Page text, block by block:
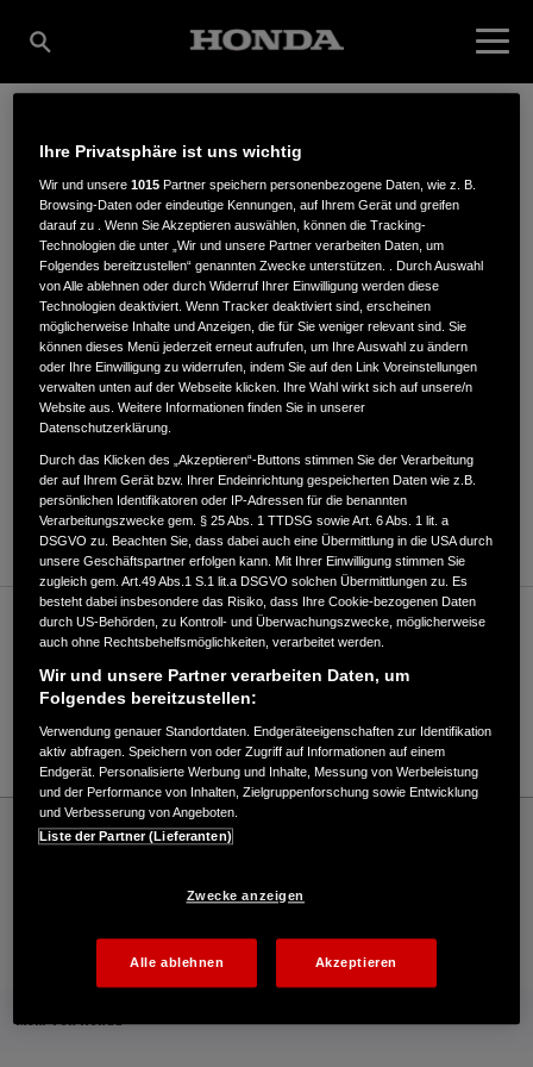
MOLLENKOPF GMBH
& CO.KG
Memmelers Wiese 4,72793,Pfullingen
ANFAHRTSBESCHREIBUNG ANFORDERN
WEBSITE
Verkauf / Kundendienst
07121/79666
E-Mail
Honda
Schneefräsen
Mollenkopf GmbH & Co.KG - Snowthrowers – Honda - HONDA Deutschland Offizielle
Mehr von Honda
Ihre Privatsphäre ist uns wichtig
Wir und unsere1015 Partner speichern personenbezogene Daten, wie z. B.
Browsing-Daten oder eindeutige Kennungen, auf Ihrem Gerät und greifen
darauf zu . Wenn Sie Akzeptieren auswählen, können die Tracking-
Technologien die unter „Wir und unsere Partner verarbeiten Daten, um
Folgendes bereitzustellen“ genannten Zwecke unterstützen. . Durch Auswahl
von Alle ablehnen oder durch Widerruf Ihrer Einwilligung werden diese
Technologien deaktiviert. Wenn Tracker deaktiviert sind, erscheinen
möglicherweise Inhalte und Anzeigen, die für Sie weniger relevant sind. Sie
können dieses Menü jederzeit erneut aufrufen, um Ihre Auswahl zu ändern
oder Ihre Einwilligung zu widerrufen, indem Sie auf den Link Voreinstellungen
verwalten unten auf der Webseite klicken. Ihre Wahl wirkt sich auf unsere/n
Website aus. Weitere Informationen finden Sie in unserer
Datenschutzerklärung.
Durch das Klicken des „Akzeptieren“-Buttons stimmen Sie der Verarbeitung
der auf Ihrem Gerät bzw. Ihrer Endeinrichtung gespeicherten Daten wie z.B.
persönlichen Identifikatoren oder IP-Adressen für die benannten
Verarbeitungszwecke gem. § 25 Abs. 1 TTDSG sowie Art. 6 Abs. 1 lit. a
DSGVO zu. Beachten Sie, dass dabei auch eine Übermittlung in die USA durch
unsere Geschäftspartner erfolgen kann. Mit Ihrer Einwilligung stimmen Sie
zugleich gem. Art.49 Abs.1 S.1 lit.a DSGVO solchen Übermittlungen zu. Es
besteht dabei insbesondere das Risiko, dass Ihre Cookie-bezogenen Daten
durch US-Behörden, zu Kontroll- und Überwachungszwecke, möglicherweise
auch ohne Rechtsbehelfsmöglichkeiten, verarbeitet werden.
Wir und unsere Partner verarbeiten Daten, um
Folgendes bereitzustellen:
Verwendung genauer Standortdaten. Endgeräteeigenschaften zur Identifikation
aktiv abfragen. Speichern von oder Zugriff auf Informationen auf einem
Endgerät. Personalisierte Werbung und Inhalte, Messung von Werbeleistung
und der Performance von Inhalten, Zielgruppenforschung sowie Entwicklung
und Verbesserung von Angeboten.
Liste der Partner (Lieferanten)
Zwecke anzeigen
Alle ablehnen Akzeptieren